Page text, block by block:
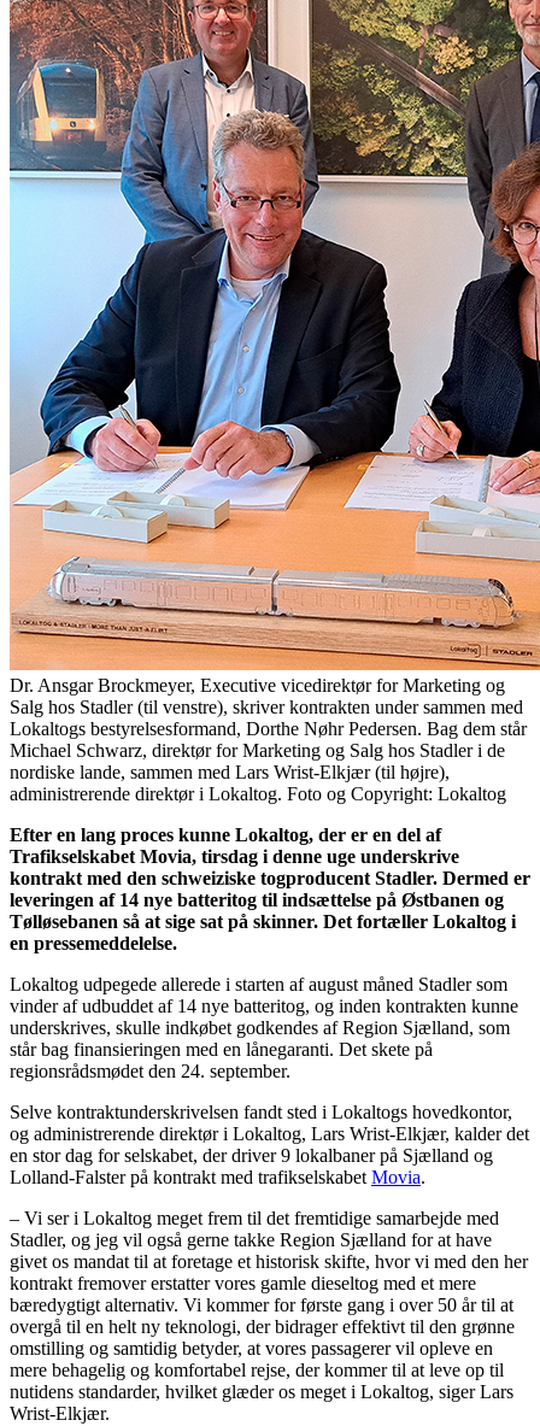
Dr. Ansgar Brockmeyer, Executive vicedirektør for Marketing og
Salg hos Stadler (til venstre), skriver kontrakten under sammen med
Lokaltogs bestyrelsesformand, Dorthe Nøhr Pedersen. Bag dem står
Michael Schwarz, direktør for Marketing og Salg hos Stadler i de
nordiske lande, sammen med Lars Wrist-Elkjær (til højre),
administrerende direktør i Lokaltog. Foto og Copyright: Lokaltog
Efter en lang proces kunne Lokaltog, der er en del af
Trafikselskabet Movia, tirsdag i denne uge underskrive
kontrakt med den schweiziske togproducent Stadler. Dermed er
leveringen af 14 nye batteritog til indsættelse på Østbanen og
Tølløsebanen så at sige sat på skinner. Det fortæller Lokaltog i
en pressemeddelelse.
Lokaltog udpegede allerede i starten af august måned Stadler som
vinder af udbuddet af 14 nye batteritog, og inden kontrakten kunne
underskrives, skulle indkøbet godkendes af Region Sjælland, som
står bag finansieringen med en lånegaranti. Det skete på
regionsrådsmødet den 24. september.
Selve kontraktunderskrivelsen fandt sted i Lokaltogs hovedkontor,
og administrerende direktør i Lokaltog, Lars Wrist-Elkjær, kalder det
en stor dag for selskabet, der driver 9 lokalbaner på Sjælland og
Lolland-Falster på kontrakt med trafikselskabet Movia.
– Vi ser i Lokaltog meget frem til det fremtidige samarbejde med
Stadler, og jeg vil også gerne takke Region Sjælland for at have
givet os mandat til at foretage et historisk skifte, hvor vi med den her
kontrakt fremover erstatter vores gamle dieseltog med et mere
bæredygtigt alternativ. Vi kommer for første gang i over 50 år til at
overgå til en helt ny teknologi, der bidrager effektivt til den grønne
omstilling og samtidig betyder, at vores passagerer vil opleve en
mere behagelig og komfortabel rejse, der kommer til at leve op til
nutidens standarder, hvilket glæder os meget i Lokaltog, siger Lars
Wrist-Elkjær.